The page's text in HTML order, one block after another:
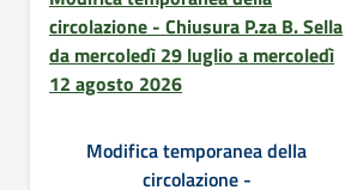
circolazione - Chiusura P.za B. Sella
da mercoledì 29 luglio a mercoledì
12 agosto 2026
Modifica temporanea della
circolazione -